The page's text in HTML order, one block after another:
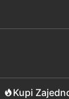
Kupi